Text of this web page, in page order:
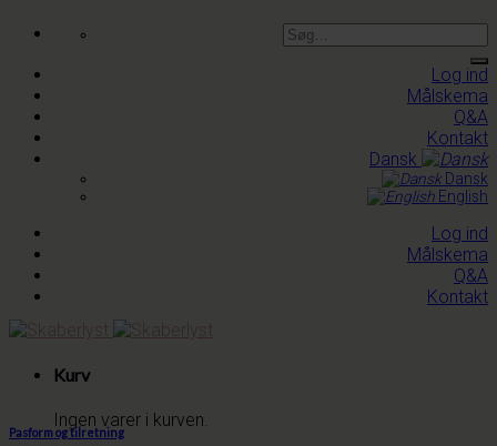
Skip
content
Søg
efter:
Log ind
Målskema
Q&A
Kontakt
Dansk
Dansk
English
Log ind
Målskema
Q&A
Kontakt
Kurv
Ingen varer i kurven.
Pasform og tilretning